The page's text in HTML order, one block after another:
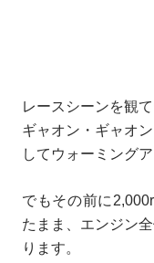
レースシーンを観
ギャオン・ギャオ
してウォーミング
でもその前に
たまま、エンジン
ります。